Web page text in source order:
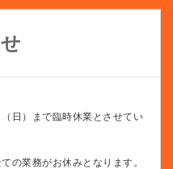
日）まで臨時休業とさせてい
の業務がお休みとなります。